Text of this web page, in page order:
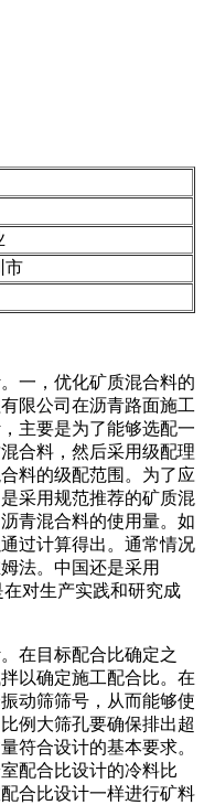
市
一，优化矿质混合料的
限公司在沥青路面施工
主要是为了能够选配一
合料，然后采用级配理
料的级配范围。为了应
采用规范推荐的矿质混
青混合料的使用量。如
过计算得出。通常情况
法。中国还是采用
在对生产实践和研究成
在目标配合比确定之
以确定施工配合比。在
动筛筛号，从而能够使
例大筛孔要确保排出超
符合设计的基本要求。
配合比设计的冷料比
合比设计一样进行矿料